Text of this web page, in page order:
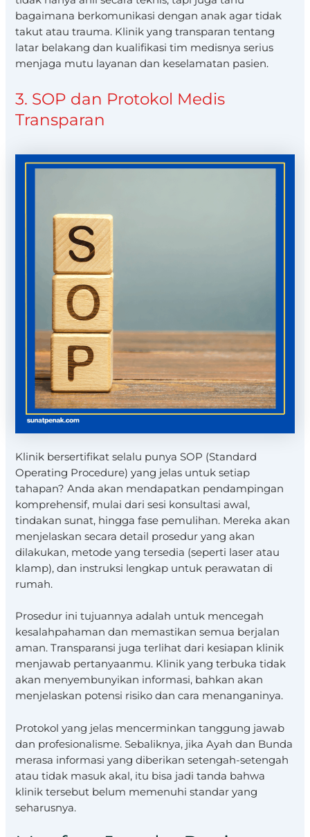
bagaimana berkomunikasi dengan anak agar tidak
takut atau trauma. Klinik yang transparan tentang
latar belakang dan kualifikasi tim medisnya serius
menjaga mutu layanan dan keselamatan pasien.
3. SOP dan Protokol Medis
Transparan
Klinik bersertifikat selalu punya SOP (Standard
Operating Procedure) yang jelas untuk setiap
tahapan? Anda akan mendapatkan pendampingan
komprehensif, mulai dari sesi konsultasi awal,
tindakan sunat, hingga fase pemulihan. Mereka akan
menjelaskan secara detail prosedur yang akan
dilakukan, metode yang tersedia (seperti laser atau
klamp), dan instruksi lengkap untuk perawatan di
rumah.
Prosedur ini tujuannya adalah untuk mencegah
kesalahpahaman dan memastikan semua berjalan
aman. Transparansi juga terlihat dari kesiapan klinik
menjawab pertanyaanmu. Klinik yang terbuka tidak
akan menyembunyikan informasi, bahkan akan
menjelaskan potensi risiko dan cara menanganinya.
Protokol yang jelas mencerminkan tanggung jawab
dan profesionalisme. Sebaliknya, jika Ayah dan Bunda
merasa informasi yang diberikan setengah-setengah
atau tidak masuk akal, itu bisa jadi tanda bahwa
klinik tersebut belum memenuhi standar yang
seharusnya.